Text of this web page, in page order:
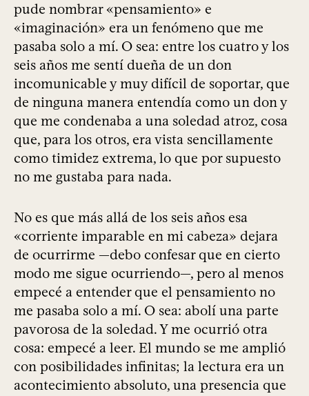
pude nombrar «pensamiento» e
«imaginación» era un fenómeno que me
pasaba solo a mí. O sea: entre los cuatro y los
seis años me sentí dueña de un don
incomunicable y muy difícil de soportar, que
de ninguna manera entendía como un don y
que me condenaba a una soledad atroz, cosa
que, para los otros, era vista sencillamente
como timidez extrema, lo que por supuesto
no me gustaba para nada.
No es que más allá de los seis años esa
«corriente imparable en mi cabeza» dejara
de ocurrirme —debo confesar que en cierto
modo me sigue ocurriendo—, pero al menos
empecé a entender que el pensamiento no
me pasaba solo a mí. O sea: abolí una parte
pavorosa de la soledad. Y me ocurrió otra
cosa: empecé a leer. El mundo se me amplió
con posibilidades infinitas; la lectura era un
acontecimiento absoluto, una presencia que